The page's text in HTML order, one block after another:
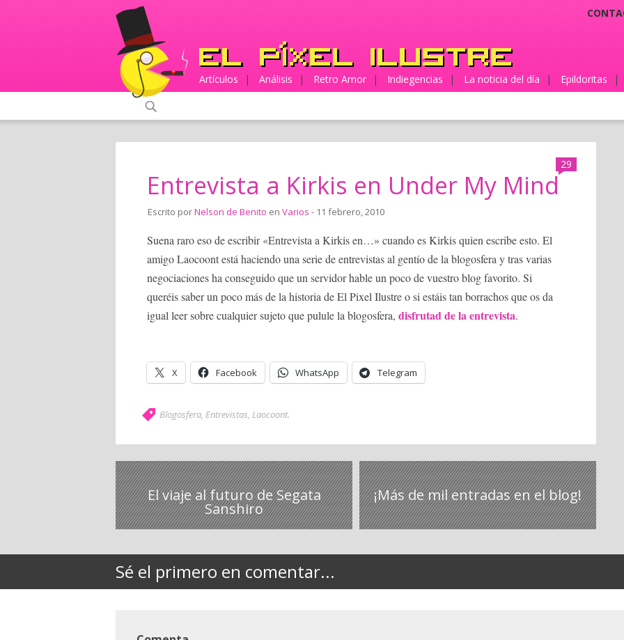
Artículos | Análisis | Retro Amor | Indiegencias | La noticia del día | Epildoritas |
29
Entrevista a Kirkis en Under My Mind
Escrito porNelson de Benito en Varios - 11 febrero, 2010
Suena raro eso de escribir «Entrevista a Kirkis en…» cuando es Kirkis quien escribe esto. El
amigo Laocoont está haciendo una serie de entrevistas al gentío de la blogosfera y tras varias
negociaciones ha conseguido que un servidor hable un poco de vuestro blog favorito. Si
queréis saber un poco más de la historia de El Pixel Ilustre o si estáis tan borrachos que os da
igual leer sobre cualquier sujeto que pulule la blogosfera, disfrutad de la entrevista.
X Facebook WhatsApp Telegram
Blogosfera, Entrevistas, Laocoont.
El viaje al futuro de Segata
Sanshiro
¡Más de mil entradas en el blog!
Sé el primero en comentar...